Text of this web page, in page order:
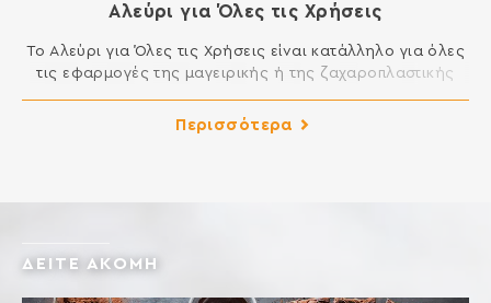
Αλεύρι για Όλες τις Χρήσεις
Το Αλεύρι για Όλες τις Χρήσεις είναι κατάλληλο για όλες
τις εφαρμογές της μαγειρικής ή της ζαχαροπλαστικής
κέικ, μελομακάρονα, κουραμπιέδες, τσουρέκια, φύλλο,
Περισσότερα
ΔΕΙΤΕ ΑΚΟΜΗ